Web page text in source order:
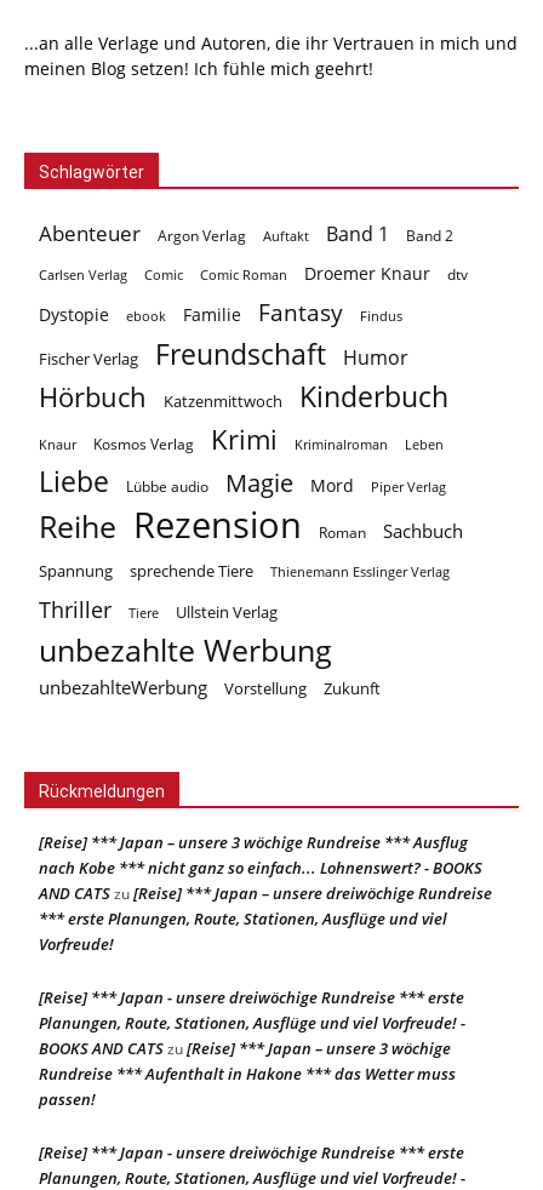
...an alle Verlage und Autoren, die ihr Vertrauen in mich und
meinen Blog setzen! Ich fühle mich geehrt!
Schlagwörter
Abenteuer Argon Verlag Auftakt Band 1 Band 2
Carlsen Verlag Comic Comic Roman Droemer Knaur dtv
Dystopie ebook Familie Fantasy Findus
Fischer Verlag Freundschaft Humor
Hörbuch Katzenmittwoch Kinderbuch
Knaur Kosmos Verlag Krimi Kriminalroman Leben
Liebe Lübbe audio Magie Mord Piper Verlag
Reihe Rezension Roman Sachbuch
Spannung sprechende Tiere Thienemann Esslinger Verlag
Thriller Tiere Ullstein Verlag
unbezahlte Werbung
unbezahlteWerbung Vorstellung Zukunft
Rückmeldungen
[Reise] *** Japan – unsere 3 wöchige Rundreise *** Ausflug
nach Kobe *** nicht ganz so einfach... Lohnenswert? - BOOKS
AND CATSzu[Reise] *** Japan – unsere dreiwöchige Rundreise
*** erste Planungen, Route, Stationen, Ausflüge und viel
Vorfreude!
[Reise] *** Japan - unsere dreiwöchige Rundreise *** erste
Planungen, Route, Stationen, Ausflüge und viel Vorfreude! -
BOOKS AND CATSzu[Reise] *** Japan – unsere 3 wöchige
Rundreise *** Aufenthalt in Hakone *** das Wetter muss
passen!
[Reise] *** Japan - unsere dreiwöchige Rundreise *** erste
Planungen, Route, Stationen, Ausflüge und viel Vorfreude! -